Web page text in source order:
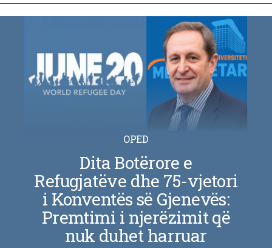
OPED
Dita Botërore e
Refugjatëve dhe 75-vjetori
i Konventës së Gjenevës:
Premtimi i njerëzimit që
nuk duhet harruar